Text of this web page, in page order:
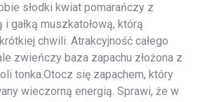
słodki kwiat pomarańczy z
gałką muszkatołową, którą
chwili. Atrakcyjność całego
zwieńczy baza zapachu złożona z
tonka.Otocz się zapachem, który
wieczorną energią. Sprawi, że w